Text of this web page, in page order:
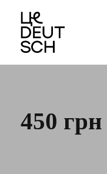
450 грн